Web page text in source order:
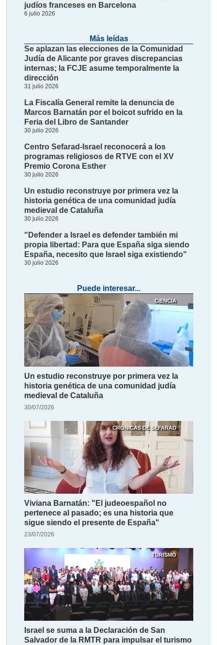
judíos franceses en Barcelona
6 julio 2026
Más leídas
Se aplazan las elecciones de la Comunidad
Judía de Alicante por graves discrepancias
internas; la FCJE asume temporalmente la
dirección
31 julio 2026
La Fiscalía General remite la denuncia de
Marcos Barnatán por el boicot sufrido en la
Feria del Libro de Santander
30 julio 2026
Centro Sefarad-Israel reconocerá a los
programas religiosos de RTVE con el XV
Premio Corona Esther
30 julio 2026
Un estudio reconstruye por primera vez la
historia genética de una comunidad judía
medieval de Cataluña
30 julio 2026
"Defender a Israel es defender también mi
propia libertad: Para que España siga siendo
España, necesito que Israel siga existiendo"
30 julio 2026
Puede interesar...
CIENCIA
Un estudio reconstruye por primera vez la
historia genética de una comunidad judía
medieval de Cataluña
30/07/2026
CRÓNICAS DE SEFARAD
Viviana Barnatán: "El judeoespañol no
pertenece al pasado; es una historia que
sigue siendo el presente de España"
23/07/2026
TURISMO
Israel se suma a la Declaración de San
Salvador de la RMTR para impulsar el turismo